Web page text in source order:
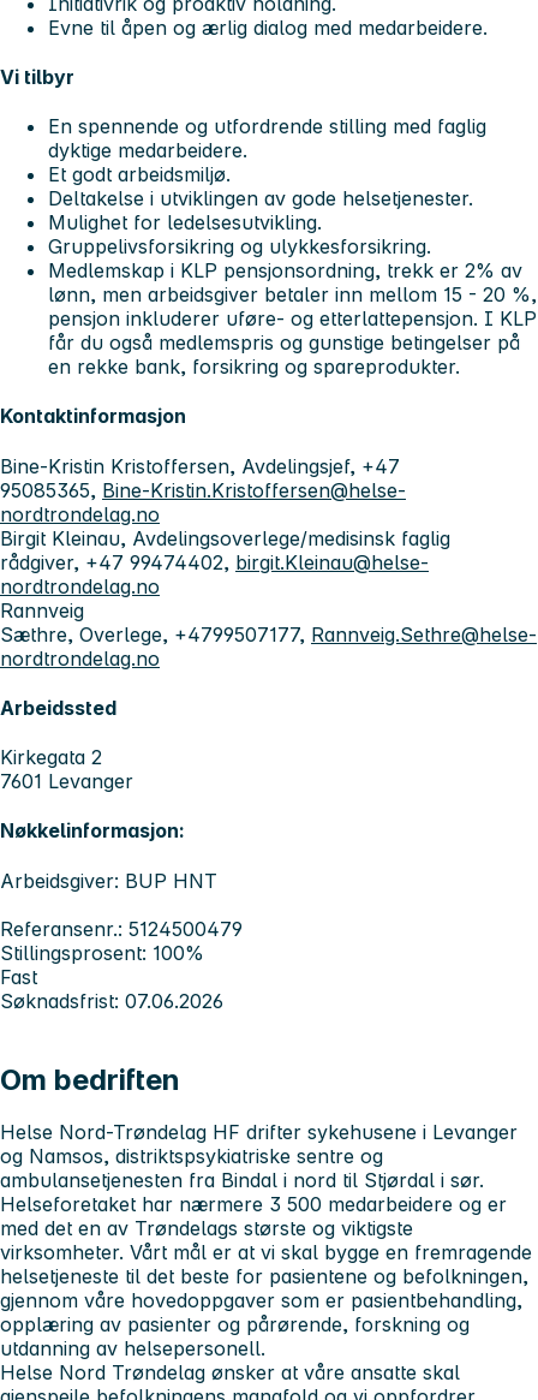
Evne til åpen og ærlig dialog med medarbeidere.
Vi tilbyr
En spennende og utfordrende stilling med faglig
dyktige medarbeidere.
Et godt arbeidsmiljø.
Deltakelse i utviklingen av gode helsetjenester.
Mulighet for ledelsesutvikling.
Gruppelivsforsikring og ulykkesforsikring.
Medlemskap i KLP pensjonsordning, trekk er 2% av
lønn, men arbeidsgiver betaler inn mellom 15 - 20 %,
pensjon inkluderer uføre- og etterlattepensjon. I KLP
får du også medlemspris og gunstige betingelser på
en rekke bank, forsikring og spareprodukter.
Kontaktinformasjon
Bine-Kristin Kristoffersen, Avdelingsjef, +47
95085365, Bine-Kristin.Kristoffersen@helse-
nordtrondelag.no
Birgit Kleinau, Avdelingsoverlege/medisinsk faglig
rådgiver, +47 99474402, birgit.Kleinau@helse-
nordtrondelag.no
Rannveig
Sæthre, Overlege, +4799507177, Rannveig.Sethre@helse-
nordtrondelag.no
Arbeidssted
Kirkegata 2
7601 Levanger
Nøkkelinformasjon:
Arbeidsgiver: BUP HNT
Referansenr.: 5124500479
Stillingsprosent: 100%
Fast
Søknadsfrist: 07.06.2026
Om bedriften
Helse Nord-Trøndelag HF drifter sykehusene i Levanger
og Namsos, distriktspsykiatriske sentre og
ambulansetjenesten fra Bindal i nord til Stjørdal i sør.
Helseforetaket har nærmere 3 500 medarbeidere og er
med det en av Trøndelags største og viktigste
virksomheter. Vårt mål er at vi skal bygge en fremragende
helsetjeneste til det beste for pasientene og befolkningen,
gjennom våre hovedoppgaver som er pasientbehandling,
opplæring av pasienter og pårørende, forskning og
utdanning av helsepersonell.
Helse Nord Trøndelag ønsker at våre ansatte skal